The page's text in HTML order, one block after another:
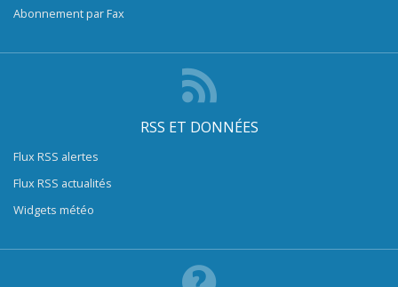
Abonnement par Fax
RSS ET DONNÉES
Flux RSS alertes
Flux RSS actualités
Widgets météo